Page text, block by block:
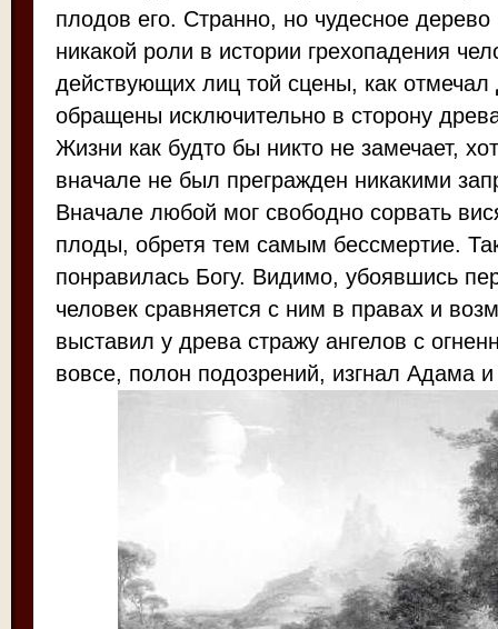
плодов его. Странно, но чудесное дерево
никакой роли в истории грехопадения
действующих лиц той сцены, как
обращены исключительно в сторону
Жизни как будто бы никто не замечает,
вначале не был прегражден никакими
Вначале любой мог свободно сорвать
плоды, обретя тем самым бессмертие.
понравилась Богу. Видимо, убоявшись
человек сравняется с ним в правах и
выставил у древа стражу ангелов с
вовсе, полон подозрений, изгнал Адама